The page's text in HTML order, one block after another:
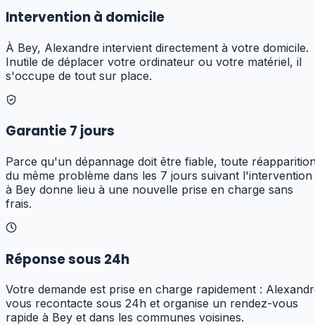
Intervention à domicile
À Bey, Alexandre intervient directement à votre domicile.
Inutile de déplacer votre ordinateur ou votre matériel, il
s'occupe de tout sur place.
Garantie 7 jours
Parce qu'un dépannage doit être fiable, toute
du même problème dans les 7 jours suivant l'intervention
à Bey donne lieu à une nouvelle prise en charge sans
frais.
Réponse sous 24h
Votre demande est prise en charge rapidement :
vous recontacte sous 24h et organise un rendez-vous
rapide à Bey et dans les communes voisines.